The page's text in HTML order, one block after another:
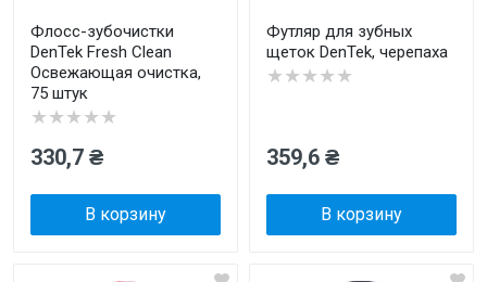
Флосс-зубочистки
DenTek Fresh Clean
Освежающая очистка,
75 штук
★★★★★
330,7 ₴
В корзину
Футляр для зубных
щеток DenTek, черепаха
★★★★★
359,6 ₴
В корзину